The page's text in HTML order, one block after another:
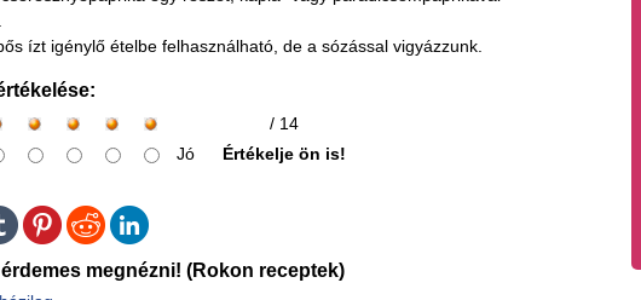
ízt igénylő ételbe felhasználható, de a sózással vigyázzunk.
/ 14
Jó Értékelje ön is!
érdemes megnézni! (Rokon receptek)